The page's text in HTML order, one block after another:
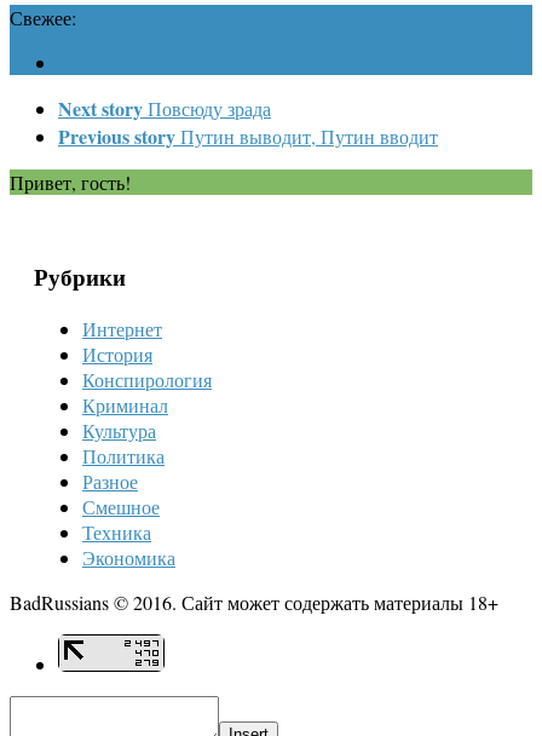
Свежее:
Next storyПовсюду зрада
Previous storyПутин выводит, Путин вводит
Привет, гость!
Рубрики
Интернет
История
Конспирология
Криминал
Культура
Политика
Разное
Смешное
Техника
Экономика
BadRussians © 2016. Сайт может содержать материалы 18+